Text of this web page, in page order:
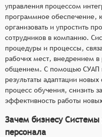
управления процессом
программное обеспечение,
организовать и упростить
сотрудников в компанию.
процедуры и процессы,
рабочих мест, внедрением
общением. С помощью СУАП
результаты адаптации
процесс обучения, снизить
эффективность работы
Зачем бизнесу
персонала